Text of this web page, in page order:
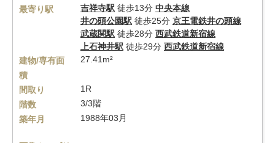
最寄り駅
吉祥寺駅 徒歩13分 中央本線
井の頭公園駅 徒歩25分 京王電鉄井の頭線
武蔵関駅 徒歩28分 西武鉄道新宿線
上石神井駅 徒歩29分 西武鉄道新宿線
建物/専有面
積
27.41m²
間取り
1R
階数
3/3階
築年月
1988年03月